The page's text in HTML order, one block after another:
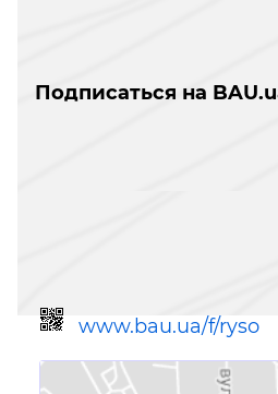
Подписаться на
www.bau.ua/f/ryso